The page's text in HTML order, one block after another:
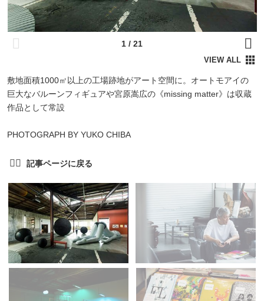
敷地面積1000㎡以上の工場跡地がアート空間に。オートモアイの
巨大なバルーンフィギュアや宮原嵩広の《missing matter》は収蔵
作品として常設
PHOTOGRAPH BY YUKO CHIBA